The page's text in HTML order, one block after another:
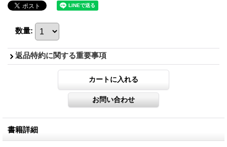
数量:
返品特約に関する重要事項
書籍詳細